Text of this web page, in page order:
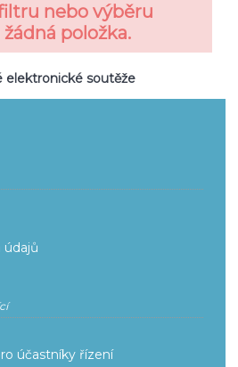
nebo výběru
položka.
elektronické soutěže
údajů
účastníky řízení